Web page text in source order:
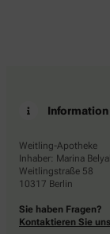
Weitling-Apotheke
Inhaber: Marina
Weitlingstraße 58
10317 Berlin
Sie haben Fragen?
Kontaktieren Sie